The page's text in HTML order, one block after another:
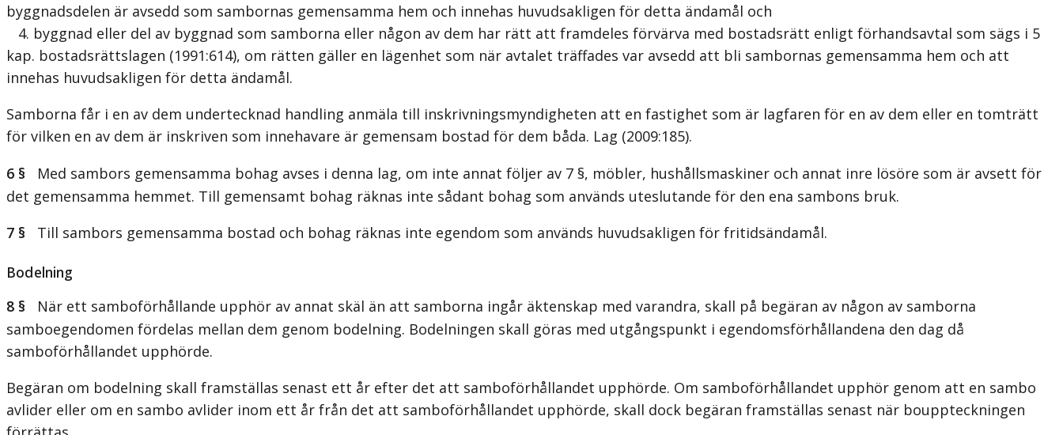
byggnadsdelen är avsedd som sambornas gemensamma hem och innehas huvudsakligen för detta ändamål och
4. byggnad eller del av byggnad som samborna eller någon av dem har rätt att framdeles förvärva med bostadsrätt enligt förhandsavtal som sägs i 5
kap. bostadsrättslagen (1991:614), om rätten gäller en lägenhet som när avtalet träffades var avsedd att bli sambornas gemensamma hem och att
innehas huvudsakligen för detta ändamål.
Samborna får i en av dem undertecknad handling anmäla till inskrivningsmyndigheten att en fastighet som är lagfaren för en av dem eller en tomträtt
för vilken en av dem är inskriven som innehavare är gemensam bostad för dem båda. Lag (2009:185).
6 § Med sambors gemensamma bohag avses i denna lag, om inte annat följer av 7 §, möbler, hushållsmaskiner och annat inre lösöre som är avsett för
det gemensamma hemmet. Till gemensamt bohag räknas inte sådant bohag som används uteslutande för den ena sambons bruk.
7 § Till sambors gemensamma bostad och bohag räknas inte egendom som används huvudsakligen för fritidsändamål.
Bodelning
8 § När ett samboförhållande upphör av annat skäl än att samborna ingår äktenskap med varandra, skall på begäran av någon av samborna
samboegendomen fördelas mellan dem genom bodelning. Bodelningen skall göras med utgångspunkt i egendomsförhållandena den dag då
samboförhållandet upphörde.
Begäran om bodelning skall framställas senast ett år efter det att samboförhållandet upphörde. Om samboförhållandet upphör genom att en sambo
avlider eller om en sambo avlider inom ett år från det att samboförhållandet upphörde, skall dock begäran framställas senast när bouppteckningen